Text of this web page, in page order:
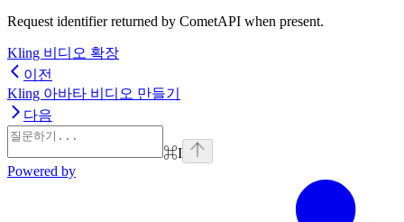
Request identifier returned by CometAPI when present.
Kling 비디오 확장
이전
Kling 아바타 비디오 만들기
다음
⌘I
Powered by